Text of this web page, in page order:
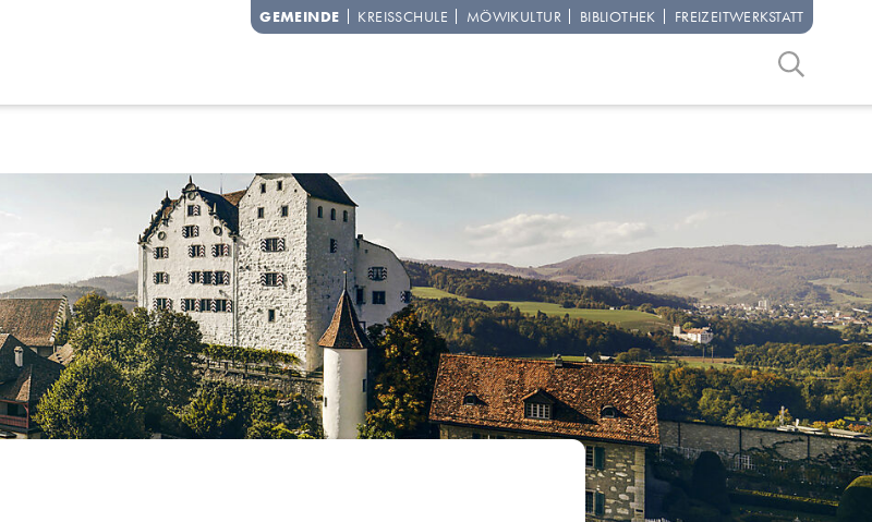
GEMEINDE KREIS­SCHULE MÖWI­KULTUR BIBLIO­THEK FREIZEIT­WERKSTATT
Suche